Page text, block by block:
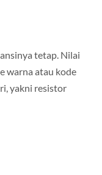
tetap. Nilai
warna atau kode
yakni resistor